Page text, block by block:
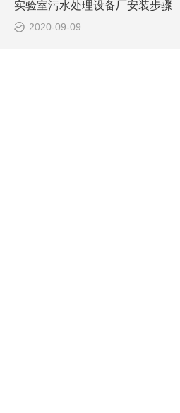
实验室污水处理设备厂安装步骤
2020-09-09